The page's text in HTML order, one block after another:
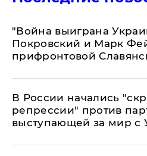
"Война выиграна
Покровский и Марк
прифронтовой
В России начались
репрессии" против
выступающей за мир с